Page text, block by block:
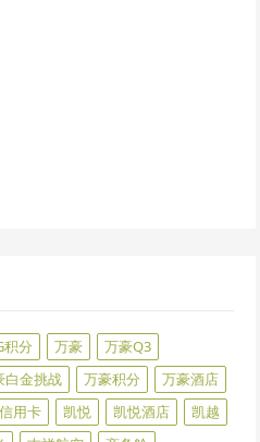
积分 万豪
万豪Q3
白金挑战 万豪积分
万豪酒店
信用卡 凯悦 凯悦酒店
凯越